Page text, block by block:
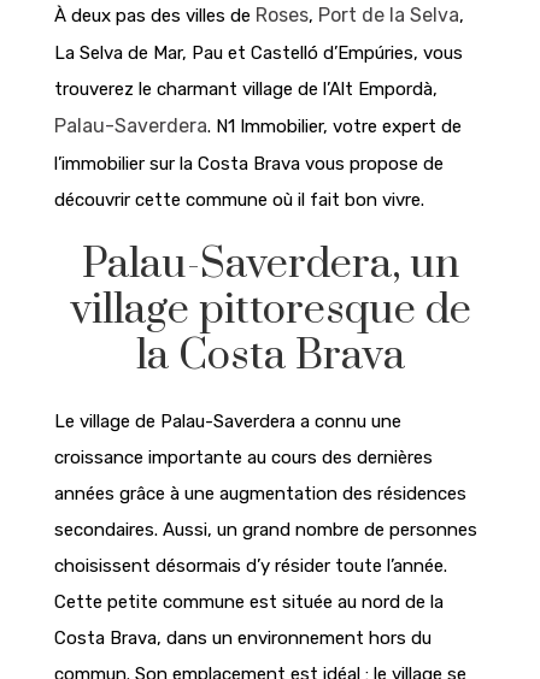
À deux pas des villes de Roses, Port de la Selva,
La Selva de Mar, Pau et Castelló d’Empúries, vous
trouverez le charmant village de l’Alt Empordà,
Palau-Saverdera. N1 Immobilier, votre expert de
l’immobilier sur la Costa Brava vous propose de
découvrir cette commune où il fait bon vivre.
Palau-Saverdera, un
village pittoresque de
la Costa Brava
Le village de Palau-Saverdera a connu une
croissance importante au cours des dernières
années grâce à une augmentation des résidences
secondaires. Aussi, un grand nombre de personnes
choisissent désormais d’y résider toute l’année.
Cette petite commune est située au nord de la
Costa Brava, dans un environnement hors du
commun. Son emplacement est idéal : le village se